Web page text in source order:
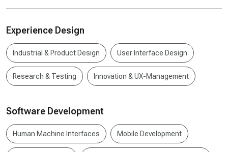
Experience Design
Industrial & Product Design User Interface Design
Research & Testing Innovation & UX-Management
Software Development
Human Machine Interfaces Mobile Development